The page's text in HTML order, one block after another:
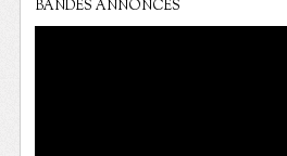
BANDES ANNONCES